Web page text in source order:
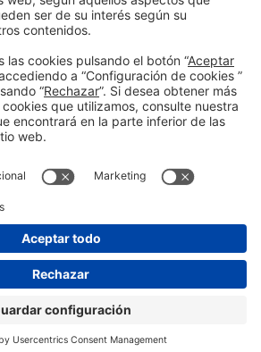
#EXPOQUIMIA2026
en las redes sociales
© 2026 Fira de Barcelona